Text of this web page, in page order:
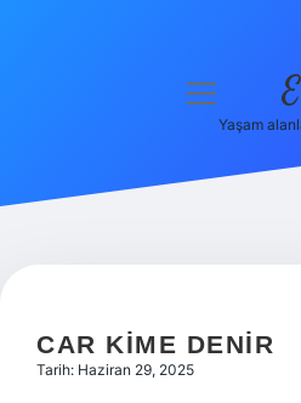
Hakkımızda
menüyü
Yaşam
CAR KIME DENIR
Tarih: Haziran 29, 2025